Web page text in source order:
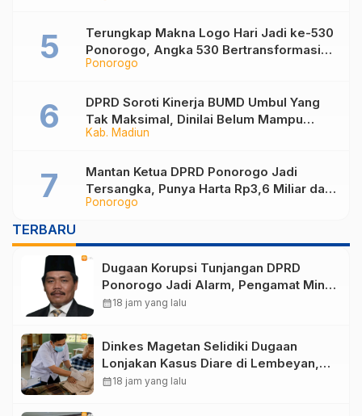
Ponorogo
Terungkap Makna Logo Hari Jadi ke-530
Ponorogo, Angka 530 Bertransformasi
Jadi Sekar Kinanthi
Kab. Madiun
DPRD Soroti Kinerja BUMD Umbul Yang
Tak Maksimal, Dinilai Belum Mampu
Hasilkan PAD
Ponorogo
Mantan Ketua DPRD Ponorogo Jadi
Tersangka, Punya Harta Rp3,6 Miliar dan
Utang Rp1,4 Miliar
TERBARU
Dugaan Korupsi Tunjangan DPRD
Ponorogo Jadi Alarm, Pengamat Minta
Magetan Perkuat Tata Kelola
calendar_month18 jam yang lalu
Dinkes Magetan Selidiki Dugaan
Lonjakan Kasus Diare di Lembeyan,
Lakukan Penyelidikan Epidemiologi
calendar_month18 jam yang lalu